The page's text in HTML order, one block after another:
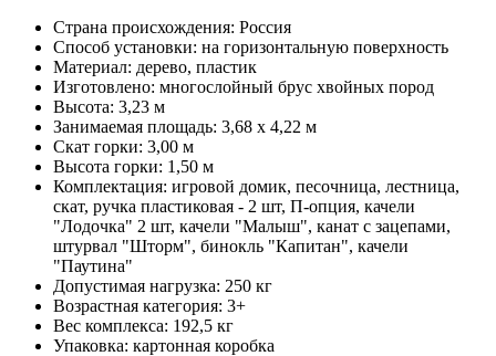
Страна происхождения: Россия
Способ установки: на горизонтальную поверхность
Материал: дерево, пластик
Изготовлено: многослойный брус хвойных пород
Высота: 3,23 м
Занимаемая площадь: 3,68 х 4,22 м
Скат горки: 3,00 м
Высота горки: 1,50 м
Комплектация: игровой домик, песочница, лестница,
скат, ручка пластиковая - 2 шт, П-опция, качели
"Лодочка" 2 шт, качели "Малыш", канат с зацепами,
штурвал "Шторм", бинокль "Капитан", качели
"Паутина"
Допустимая нагрузка: 250 кг
Возрастная категория: 3+
Вес комплекса: 192,5 кг
Упаковка: картонная коробка